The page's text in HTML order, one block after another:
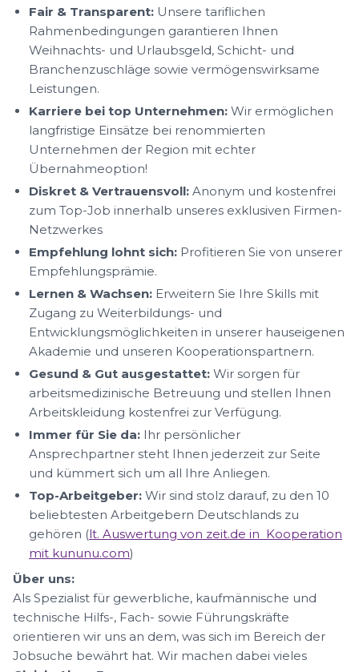
Fair & Transparent: Unsere tariflichen
Rahmenbedingungen garantieren Ihnen
Weihnachts- und Urlaubsgeld, Schicht- und
Branchenzuschläge sowie vermögenswirksame
Leistungen.
Karriere bei top Unternehmen: Wir ermöglichen
langfristige Einsätze bei renommierten
Unternehmen der Region mit echter
Übernahmeoption!
Diskret & Vertrauensvoll: Anonym und kostenfrei
zum Top-Job innerhalb unseres exklusiven Firmen-
Netzwerkes
Empfehlung lohnt sich: Profitieren Sie von unserer
Empfehlungsprämie.
Lernen & Wachsen: Erweitern Sie Ihre Skills mit
Zugang zu Weiterbildungs- und
Entwicklungsmöglichkeiten in unserer hauseigenen
Akademie und unseren Kooperationspartnern.
Gesund & Gut ausgestattet: Wir sorgen für
arbeitsmedizinische Betreuung und stellen Ihnen
Arbeitskleidung kostenfrei zur Verfügung.
Immer für Sie da: Ihr persönlicher
Ansprechpartner steht Ihnen jederzeit zur Seite
und kümmert sich um all Ihre Anliegen.
Top-Arbeitgeber: Wir sind stolz darauf, zu den 10
beliebtesten Arbeitgebern Deutschlands zu
gehören (lt. Auswertung von zeit.de in Kooperation
mit kununu.com)
Über uns:
Als Spezialist für gewerbliche, kaufmännische und
technische Hilfs-, Fach- sowie Führungskräfte
orientieren wir uns an dem, was sich im Bereich der
Jobsuche bewährt hat. Wir machen dabei vieles